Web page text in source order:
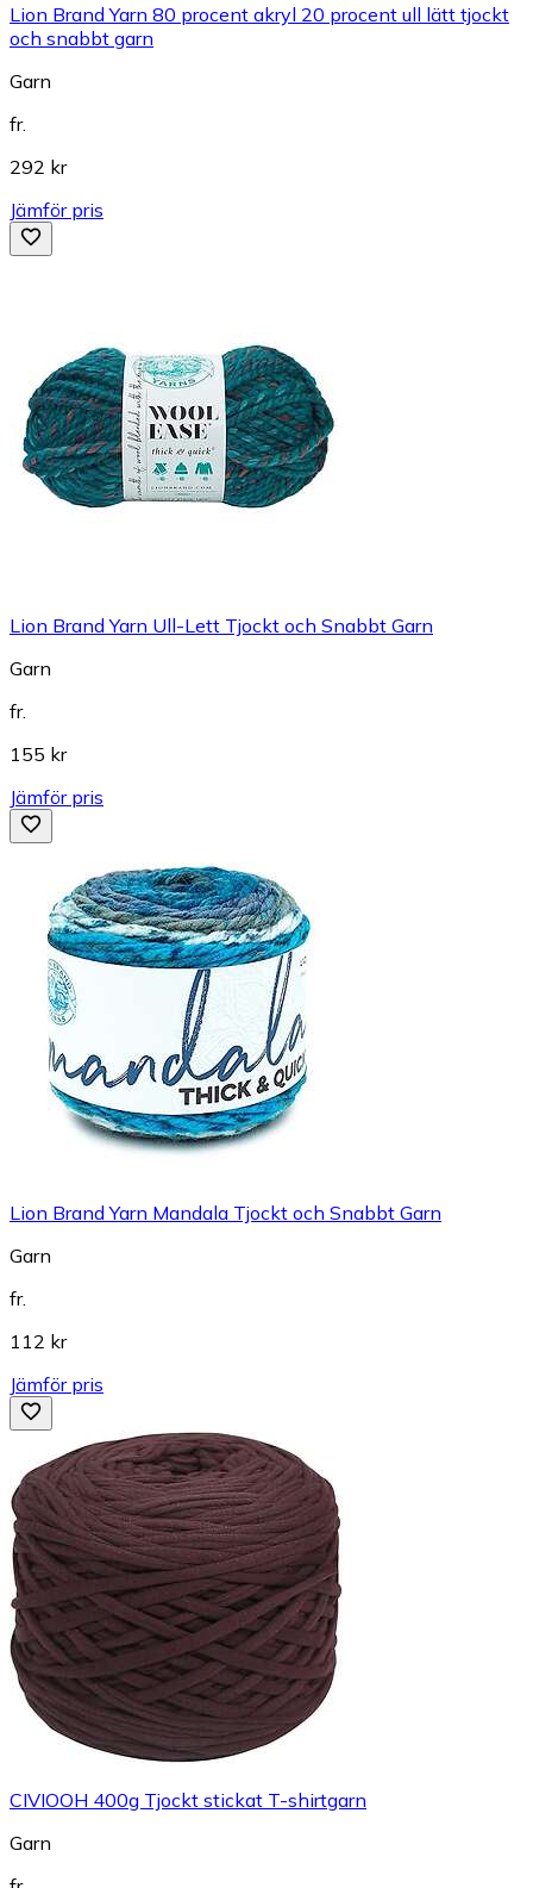
Lion Brand Yarn 80 procent akryl 20 procent ull lätt tjockt
och snabbt garn
Garn
fr.
292 kr
Jämför pris
Lion Brand Yarn Ull-Lett Tjockt och Snabbt Garn
Garn
fr.
155 kr
Jämför pris
Lion Brand Yarn Mandala Tjockt och Snabbt Garn
Garn
fr.
112 kr
Jämför pris
CIVIOOH 400g Tjockt stickat T-shirtgarn
Garn